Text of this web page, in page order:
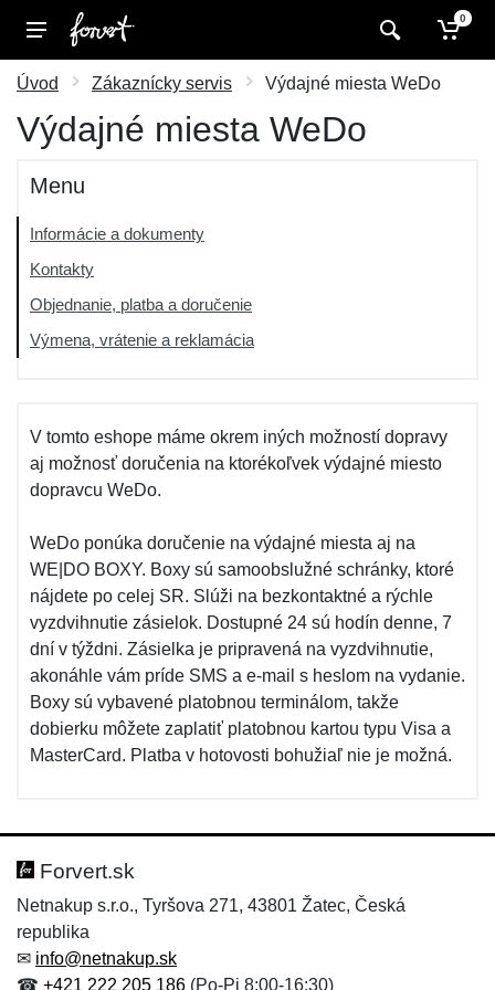
0
Úvod Zákaznícky servis Výdajné miesta WeDo
Výdajné miesta WeDo
Menu
Informácie a dokumenty
Kontakty
Objednanie, platba a doručenie
Výmena, vrátenie a reklamácia
V tomto eshope máme okrem iných možností dopravy
aj možnosť doručenia na ktorékoľvek výdajné miesto
dopravcu WeDo.
WeDo ponúka doručenie na výdajné miesta aj na
WE|DO BOXY. Boxy sú samoobslužné schránky, ktoré
nájdete po celej SR. Slúži na bezkontaktné a rýchle
vyzdvihnutie zásielok. Dostupné 24 sú hodín denne, 7
dní v týždni. Zásielka je pripravená na vyzdvihnutie,
akonáhle vám príde SMS a e-mail s heslom na vydanie.
Boxy sú vybavené platobnou terminálom, takže
dobierku môžete zaplatiť platobnou kartou typu Visa a
MasterCard. Platba v hotovosti bohužiaľ nie je možná.
Forvert.sk
Netnakup s.r.o., Tyršova 271, 43801 Žatec, Česká
republika
✉ info@netnakup.sk
☎ +421 222 205 186 (Po-Pi 8:00-16:30)